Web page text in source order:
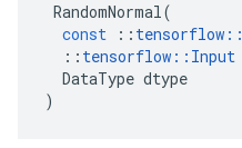
RandomNormal(
const
:: tensorflow ::
:: tensorflow :: Input
DataType dtype
)